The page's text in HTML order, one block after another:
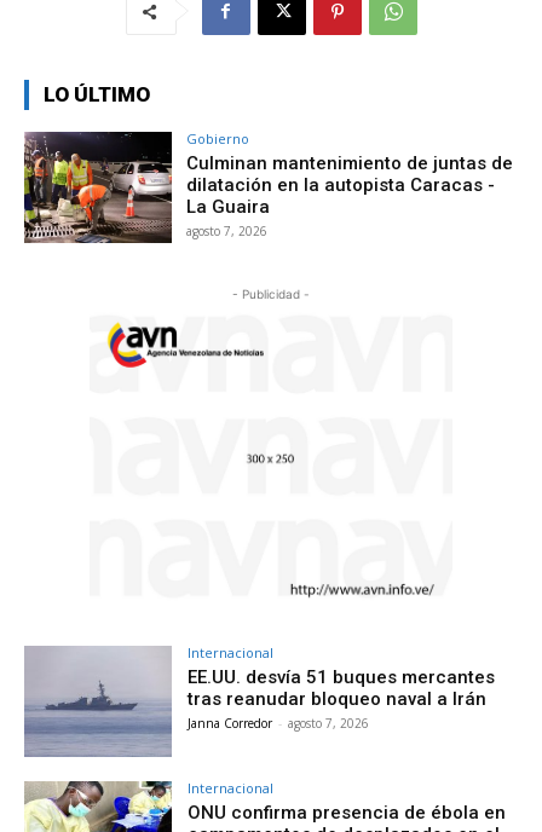
LO ÚLTIMO
Gobierno
Culminan mantenimiento de juntas de
dilatación en la autopista Caracas -
La Guaira
agosto 7, 2026
- Publicidad -
Internacional
EE.UU. desvía 51 buques mercantes
tras reanudar bloqueo naval a Irán
Janna Corredor - agosto 7, 2026
Internacional
ONU confirma presencia de ébola en